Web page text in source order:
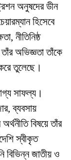
অনুষদের ডীন
হিসেবে
নীতিনিষ্ঠ
অভিজ্ঞতা তাঁকে
তুলেছে।
সাফল্য।
ব্যবসায়
বিষয়ে তাঁর
স্বীকৃত
বিভিন্ন জাতীয় ও